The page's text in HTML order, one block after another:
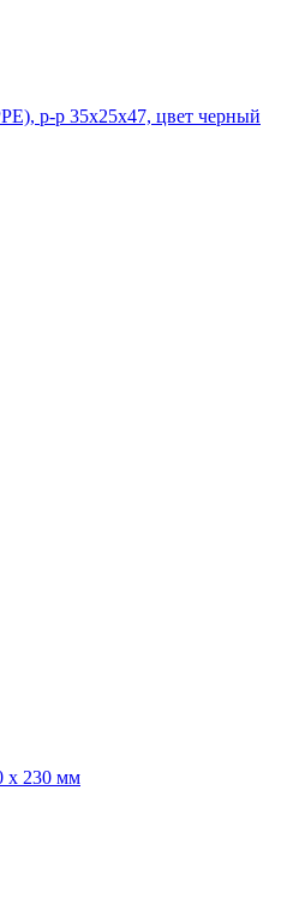
р-р 35х25х47, цвет черный
х 230 мм